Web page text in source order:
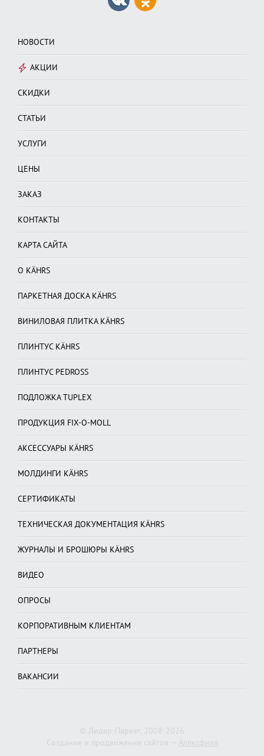
НОВОСТИ
АКЦИИ
СКИДКИ
СТАТЬИ
УСЛУГИ
ЦЕНЫ
ЗАКАЗ
КОНТАКТЫ
КАРТА САЙТА
О KÄHRS
ПАРКЕТНАЯ ДОСКА KÄHRS
ВИНИЛОВАЯ ПЛИТКА KÄHRS
ПЛИНТУС KÄHRS
ПЛИНТУС PEDROSS
ПОДЛОЖКА TUPLEX
ПРОДУКЦИЯ FIX-O-MOLL
АКСЕССУАРЫ KÄHRS
МОЛДИНГИ KÄHRS
СЕРТИФИКАТЫ
ТЕХНИЧЕСКАЯ ДОКУМЕНТАЦИЯ KÄHRS
ЖУРНАЛЫ И БРОШЮРЫ KÄHRS
ВИДЕО
ОПРОСЫ
КОРПОРАТИВНЫМ КЛИЕНТАМ
ПАРТНЕРЫ
ВАКАНСИИ
© Лидер-Паркет, 2008-2026
Создание и продвижение сайтов — Алексфилл